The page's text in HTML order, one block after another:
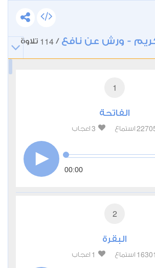
- ورش عن نافع /
114 تلاوة
1
الفاتحة
استماع 3 اعجاب
00:00
2
البقرة
16301 استماع 1 اعجاب